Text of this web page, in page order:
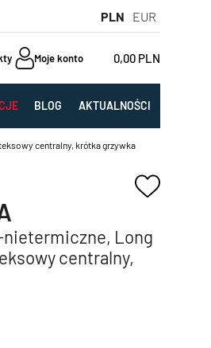
PLN EUR
Moje konto 0,00 PLN
BLOG AKTUALNOŚCI
centralny, krótka grzywka
nietermiczne, Long
centralny,